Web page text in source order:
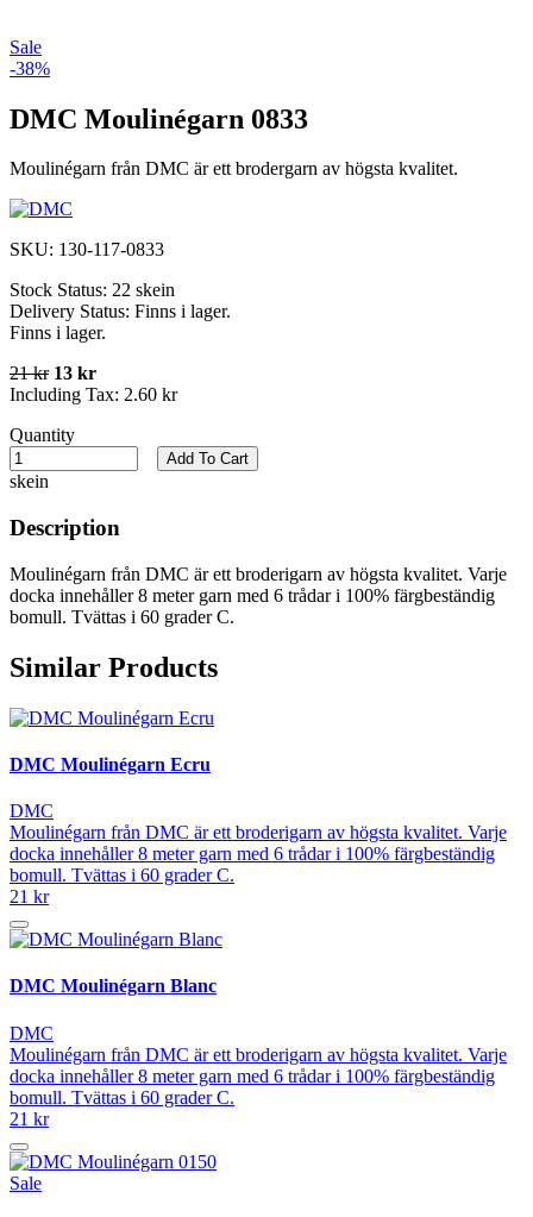
Sale
-38%
DMC Moulinégarn 0833
Moulinégarn från DMC är ett brodergarn av högsta kvalitet.
SKU: 130-117-0833
Stock Status: 22 skein
Delivery Status: Finns i lager.
Finns i lager.
21 kr 13 kr
Including Tax: 2.60 kr
Quantity
skein
Add To Cart
Description
Moulinégarn från DMC är ett broderigarn av högsta kvalitet. Varje
docka innehåller 8 meter garn med 6 trådar i 100% färgbeständig
bomull. Tvättas i 60 grader C.
Similar Products
DMC Moulinégarn Ecru
DMC
Moulinégarn från DMC är ett broderigarn av högsta kvalitet. Varje
docka innehåller 8 meter garn med 6 trådar i 100% färgbeständig
bomull. Tvättas i 60 grader C.
21 kr
DMC Moulinégarn Blanc
DMC
Moulinégarn från DMC är ett broderigarn av högsta kvalitet. Varje
docka innehåller 8 meter garn med 6 trådar i 100% färgbeständig
bomull. Tvättas i 60 grader C.
21 kr
Sale